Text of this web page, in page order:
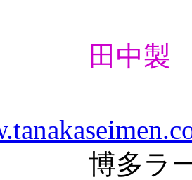
田中製
ーメンと